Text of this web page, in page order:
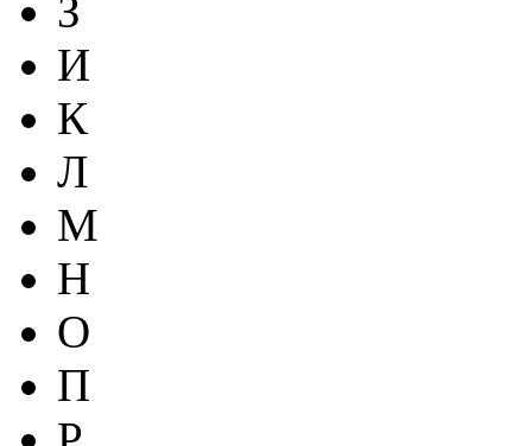
З
И
К
Л
М
Н
О
П